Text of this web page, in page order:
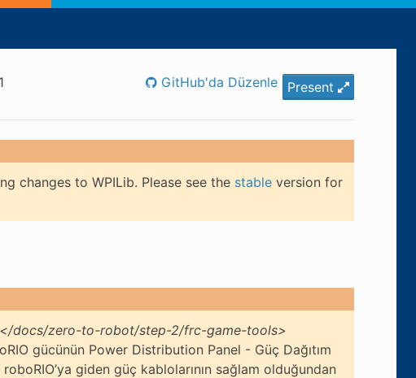
Present
GitHub'da Düzenle
changes to WPILib. Please see the stableversion for
docs/zero-to-robot/step-2/frc-game-tools>
gücünün Power Distribution Panel - Güç Dağıtım
giden güç kablolarının sağlam olduğundan